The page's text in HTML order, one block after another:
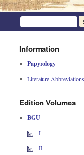
Information
Papyrology
Literature Abbreviations
Edition Volumes
BGU
I
II